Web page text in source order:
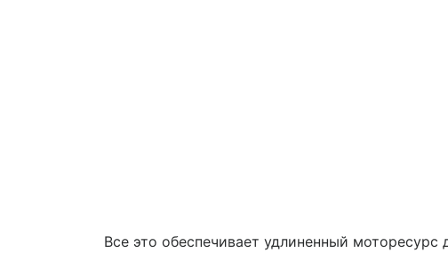
Все это обеспечивает удлиненный